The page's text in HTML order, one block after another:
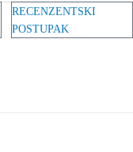
RECENZENTSKI
POSTUPAK